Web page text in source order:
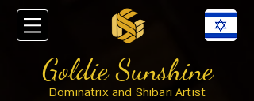
Goldie Sunshine
Dominatrix and Shibari Artist